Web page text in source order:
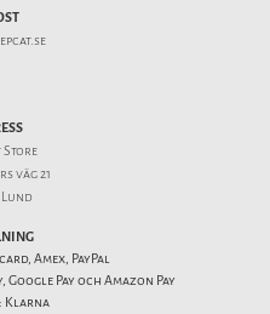
Store
väg 21
Lund
Amex, PayPal
Pay och Amazon Pay
Klarna